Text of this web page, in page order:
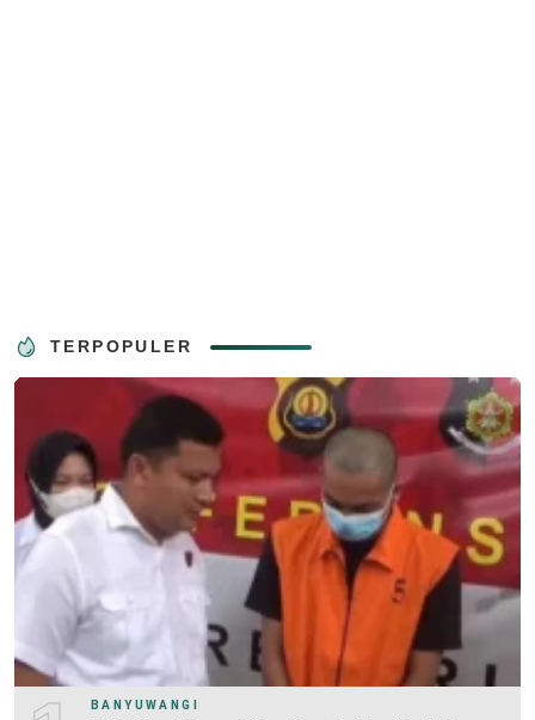
TERPOPULER
BANYUWANGI